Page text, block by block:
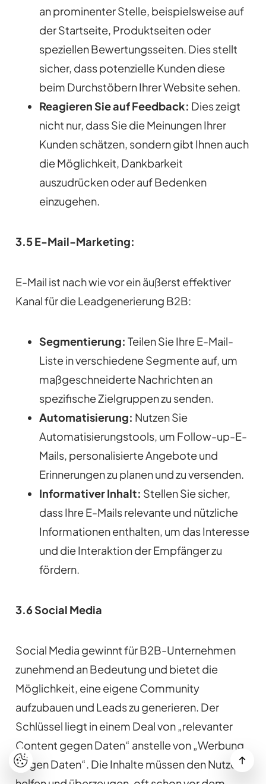
an prominenter Stelle, beispielsweise auf
der Startseite, Produktseiten oder
speziellen Bewertungsseiten. Dies stellt
sicher, dass potenzielle Kunden diese
beim Durchstöbern Ihrer Website sehen.
Reagieren Sie auf Feedback: Dies zeigt
nicht nur, dass Sie die Meinungen Ihrer
Kunden schätzen, sondern gibt Ihnen auch
die Möglichkeit, Dankbarkeit
auszudrücken oder auf Bedenken
einzugehen.
3.5 E-Mail-Marketing:
E-Mail ist nach wie vor ein äußerst effektiver
Kanal für die Leadgenerierung B2B:
Segmentierung: Teilen Sie Ihre E-Mail-
Liste in verschiedene Segmente auf, um
maßgeschneiderte Nachrichten an
spezifische Zielgruppen zu senden.
Automatisierung: Nutzen Sie
Automatisierungstools, um Follow-up-E-
Mails, personalisierte Angebote und
Erinnerungen zu planen und zu versenden.
Informativer Inhalt: Stellen Sie sicher,
dass Ihre E-Mails relevante und nützliche
Informationen enthalten, um das Interesse
und die Interaktion der Empfänger zu
fördern.
3.6 Social Media
Social Media gewinnt für B2B-Unternehmen
zunehmend an Bedeutung und bietet die
Möglichkeit, eine eigene Community
aufzubauen und Leads zu generieren. Der
Schlüssel liegt in einem Deal von „relevanter
Content gegen Daten“ anstelle von „Werbung
gegen Daten“. Die Inhalte müssen den Nutzern